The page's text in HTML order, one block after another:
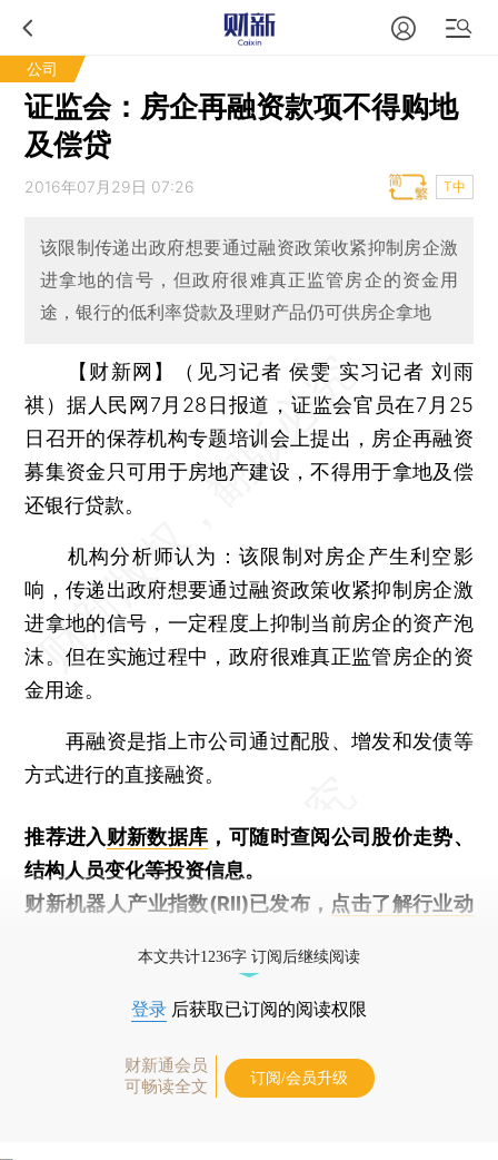
公司
证监会：房企再融资款项不得购地
及偿贷
2016年07月29日 07:26 T中
该限制传递出政府想要通过融资政策收紧抑制房企激
进拿地的信号，但政府很难真正监管房企的资金用
途，银行的低利率贷款及理财产品仍可供房企拿地
【财新网】（见习记者 侯雯 实习记者 刘雨
祺） 据人民网7月28日报道，证监会官员在7月25
日召开的保荐机构专题培训会上提出，房企再融资
募集资金只可用于房地产建设，不得用于拿地及偿
还银行贷款。
机构分析师认为：该限制对房企产生利空影
响，传递出政府想要通过融资政策收紧抑制房企激
进拿地的信号，一定程度上抑制当前房企的资产泡
沫。但在实施过程中，政府很难真正监管房企的资
金用途。
再融资是指上市公司通过配股、增发和发债等
方式进行的直接融资。
推荐进入财新数据库 ，可随时查阅公司股价走势、
结构人员变化等投资信息。
财新机器人产业指数(RII)已发布， 点击了解行业动
本文共计1236字 订阅后继续阅读
登录 后获取已订阅的阅读权限
财新通会员
可畅读全文
订阅/会员升级